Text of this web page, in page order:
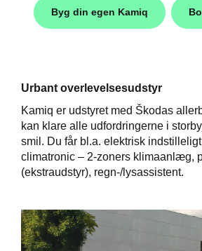
til hurtig
Byg din egen Kamiq
Urbant overlevelsesudstyr
Kamiq er udstyret med Škodas
kan klare alle udfordringerne i
smil. Du får bl.a. elektrisk
climatronic – 2-zoners klimaanlæg,
(ekstraudstyr), regn-/lysassistent.